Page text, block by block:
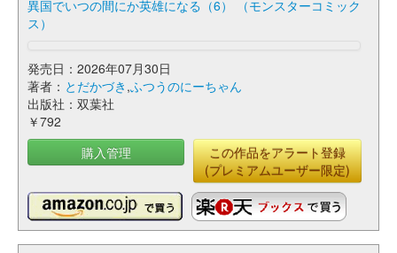
異国でいつの間にか英雄になる（6） （モンスターコミック
ス）
発売日：2026年07月30日
著者： とだかづき ,ふつうのにーちゃん
出版社：双葉社
￥792
購入管理
この作品をアラート登録
(プレミアムユーザー限定)